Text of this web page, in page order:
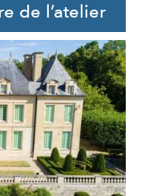
de l’atelier